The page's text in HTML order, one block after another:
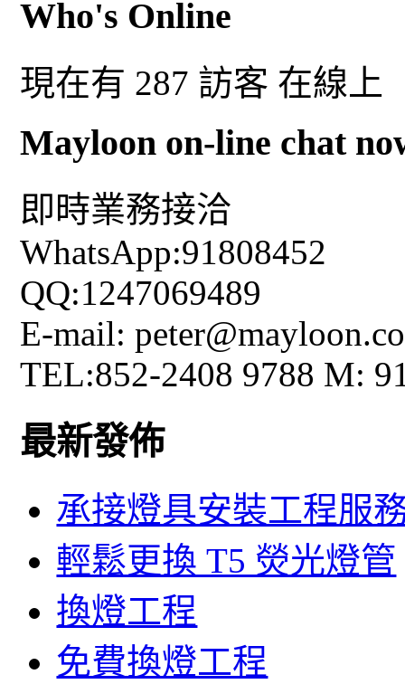
Who's Online
現在有 287 訪客 在線上
Mayloon on-line chat
即時業務接洽
WhatsApp:91808452
QQ:1247069489
E-mail:
TEL:852-2408 9788 M:
最新發佈
承接燈具安裝工程服
輕鬆更換 T5 熒光燈管
換燈工程
免費換燈工程